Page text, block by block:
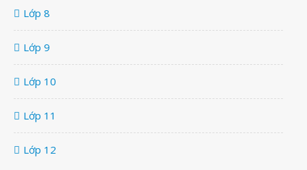
Lớp 8
Lớp 9
Lớp 10
Lớp 11
Lớp 12